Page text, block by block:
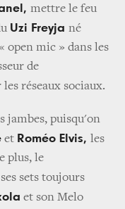
mettre le feu
Uzi Freyja né
mic » dans les
de
réseaux sociaux.
jambes, puisqu'on
et Roméo Elvis, les
plus, le
sets toujours
et son Melo